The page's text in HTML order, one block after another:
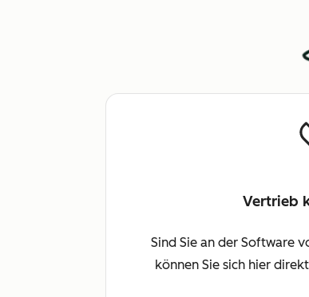
Vertrieb
Sind Sie an der Software
können Sie sich hier